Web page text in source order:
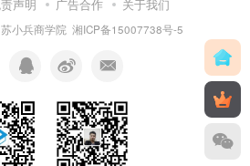
声明 广告合作 关于我们
苏小兵商学院 湘ICP备15007738号-5